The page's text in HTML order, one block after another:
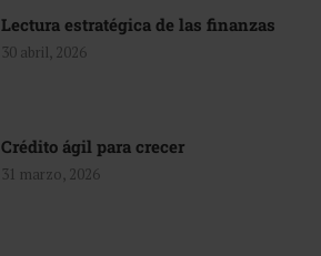
Lectura estratégica de las finanzas
30 abril, 2026
Crédito ágil para crecer
31 marzo, 2026